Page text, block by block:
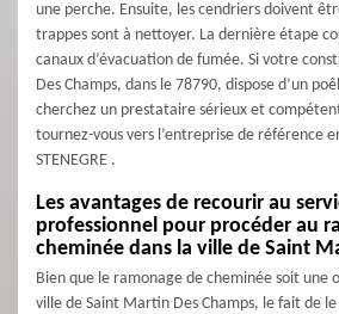
une perche. Ensuite, les cendriers doivent
trappes sont à nettoyer. La dernière étape
canaux d’évacuation de fumée. Si votre
Des Champs, dans le 78790, dispose d’un
cherchez un prestataire sérieux et
tournez-vous vers l’entreprise de référence
STENEGRE .
Les avantages de recourir au
professionnel pour procéder au
cheminée dans la ville de Saint
Bien que le ramonage de cheminée soit une
ville de Saint Martin Des Champs, le fait de